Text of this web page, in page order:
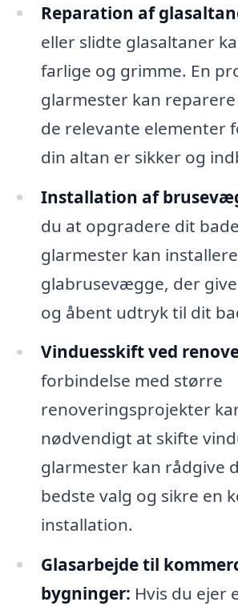
Reparation af
eller slidte glasaltaner
farlige og grimme. En
glarmester kan
de relevante elementer
din altan er sikker og
Installation af
du at opgradere dit
glarmester kan
glabrusevægge, der
og åbent udtryk til dit
Vinduesskift ved
forbindelse med større
renoveringsprojekter
nødvendigt at skifte
glarmester kan rådgive
bedste valg og sikre en
installation.
Glasarbejde til
bygninger: Hvis du ejer